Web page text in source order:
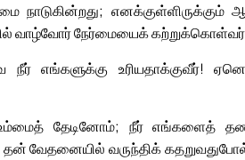
எனக்குள்ளிருக்கும்
வாழ்வோர் நேர்மையைக்
நீர் எங்களுக்கு உரியதாக்குவீர்!
தேடினோம்; நீர் எங்களைத்
தன் வேதனையில் வருந்திக்